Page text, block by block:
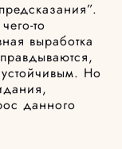
то
выработка
устойчивым. Но
данного